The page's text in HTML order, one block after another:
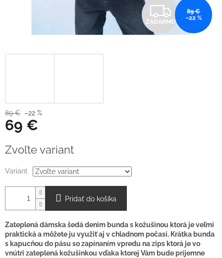
Z
A
ZADARMO
89 €
–22 %
89 € –22 %
69 €
cena:
Zvoľte variant
Variant
Pridať do košíka
Zateplená dámska šedá denim bunda s kožušinou ktorá je veľmi
praktická a môžete ju využiť aj v chladnom počasí. Krátka bunda
s kapucňou do pásu so zapínaním vpredu na zips ktorá je vo
vnútri zateplená kožušinkou vďaka ktorej Vám bude príjemne